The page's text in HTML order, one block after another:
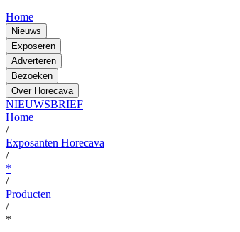
Home
Nieuws
Exposeren
Adverteren
Bezoeken
Over Horecava
NIEUWSBRIEF
Home
/
Exposanten Horecava
/
*
/
Producten
/
*